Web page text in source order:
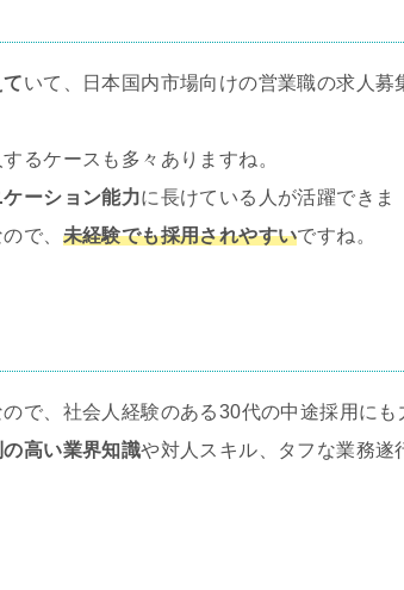
いて、日本国内市場向けの営業職の求人募
るケースも多々ありますね。
ーション能力に長けている人が活躍できま
で、 未経験でも採用されやすいですね。
ので、社会人経験のある30代の中途採用にも
高い業界知識や対人スキル、タフな業務遂